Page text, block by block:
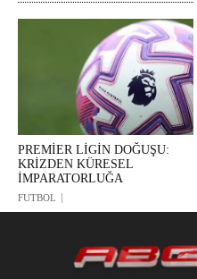
PREMİER LİGİN DOĞUŞU:
KRİZDEN KÜRESEL
İMPARATORLUĞA
FUTBOL